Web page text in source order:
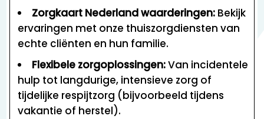
Zorgkaart Nederland waarderingen: Bekijk
ervaringen met onze thuiszorgdiensten van
echte cliënten en hun familie.
Flexibele zorgoplossingen:Van incidentele
hulp tot langdurige, intensieve zorg of
tijdelijke respijtzorg (bijvoorbeeld tijdens
vakantie of herstel).